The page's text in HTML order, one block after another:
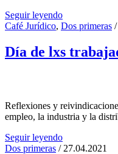
Seguir leyendo
Café Jurídico, Dos primeras
Día de lxs
Reflexiones y
empleo, la industria y la
Seguir leyendo
Dos primeras / 27.04.2021